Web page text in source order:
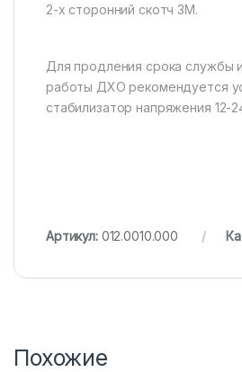
2-х сторонний скотч 3М.
Для продления срока службы
работы ДХО рекомендуется
стабилизатор напряжения 12-
Артикул: 012.0010.000
Похожие